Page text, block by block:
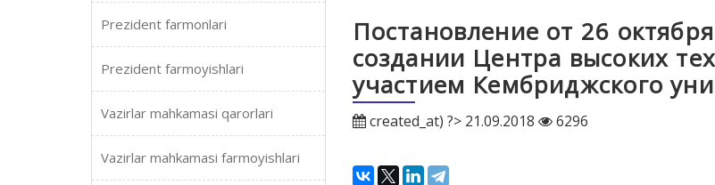
Prezident farmonlari
Prezident farmoyishlari
Vazirlar mahkamasi qarorlari
Vazirlar mahkamasi farmoyishlari
Постановление от 26
создании Центра высоких
участием Кембриджского
created_at) ?> 21.09.2018 6296